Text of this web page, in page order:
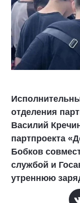
отделения
Василий
партпроекта
Бобков
службой и
утреннюю